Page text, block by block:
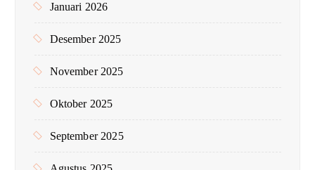
Januari 2026
Desember 2025
November 2025
Oktober 2025
September 2025